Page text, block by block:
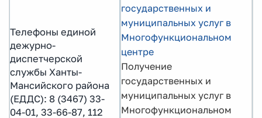
Телефоны единой
дежурно-
диспетчерской
службы Ханты-
Мансийского района
(ЕДДС): 8 (3467) 33-
04-01, 33-66-87, 112
государственных и
муниципальных услуг в
Многофункциональном
центре
Получение
государственных и
муниципальных услуг в
Многофункциональном